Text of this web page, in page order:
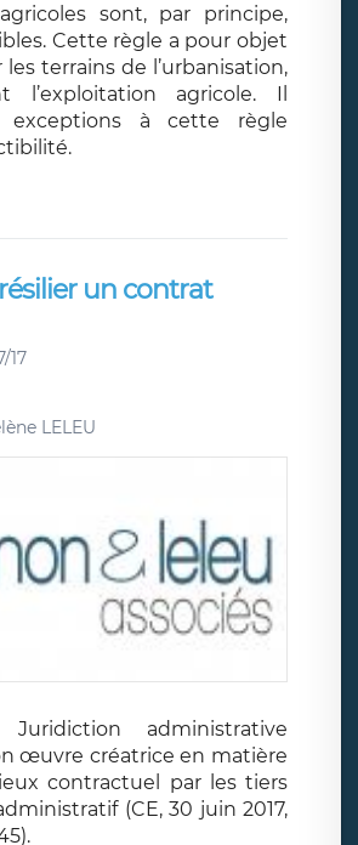
sont, par principe,
Cette règle a pour objet
terrains de l’urbanisation,
l’exploitation agricole. Il
exceptions à cette règle
un contrat
17
LELEU
administrative
œuvre créatrice en matière
contractuel par les tiers
(CE, 30 juin 2017,